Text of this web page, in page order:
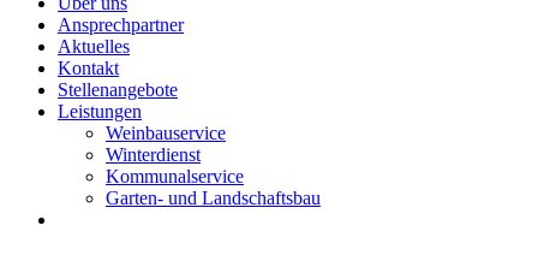
Ansprechpartner
Aktuelles
Kontakt
Stellenangebote
Leistungen
Weinbauservice
Winterdienst
Kommunalservice
Garten- und Landschaftsbau